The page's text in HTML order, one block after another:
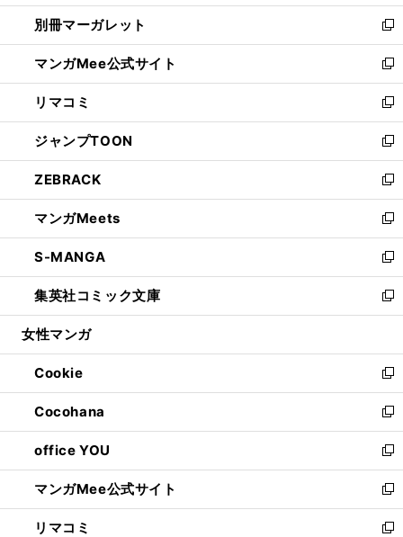
開
く
ウ
で
開
く
ウ
ィ
ン
ド
ウ
で
開
く
し
い
ウ
ィ
ン
ド
ウ
で
開
く
別冊マーガレット
新
し
い
ウ
ィ
ン
ド
ウ
で
開
く
マンガMee公式サイト
新
し
い
ウ
ィ
ン
ド
ウ
で
開
く
リマコミ
新
し
い
ウ
ィ
ン
ド
ウ
で
開
く
ジャンプTOON
新
し
い
ウ
ィ
ン
ド
ウ
で
開
ZEBRACK
新
し
い
ウ
ィ
ン
ド
ウ
開
く
マンガMeets
新
し
い
ウ
ィ
ン
ウ
で
開
く
S-MANGA
新
し
い
ウ
ン
ド
ウ
で
開
く
集英社コミック文庫
新
し
ウ
ィ
ン
ド
ウ
で
開
く
女性マンガ
Cookie
新
し
い
ウ
ィ
ン
ド
ウ
で
Cocohana
新
し
い
ウ
ィ
ン
ド
office YOU
新
し
い
ウ
ィ
マンガMee公式サイト
新
し
い
リマコミ 新